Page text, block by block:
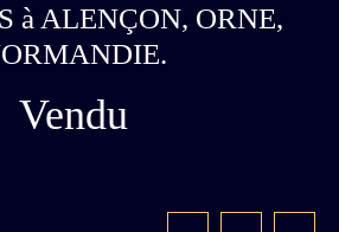
à ALENÇON, ORNE,
Vendu